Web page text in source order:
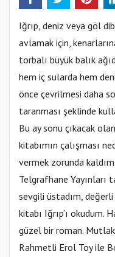
Iğrıp, deniz veya göl
avlamak için,
torbalı büyük balık
hem iç sularda hem
önce çevrilmesi daha
taranması şeklinde
Bu ay sonu çıkacak
kitabımın çalışması
vermek zorunda
Telgrafhane Yayınları
sevgili üstadım,
kitabı Iğrıp’ı okudum.
güzel bir roman.
Rahmetli Erol Toy ile